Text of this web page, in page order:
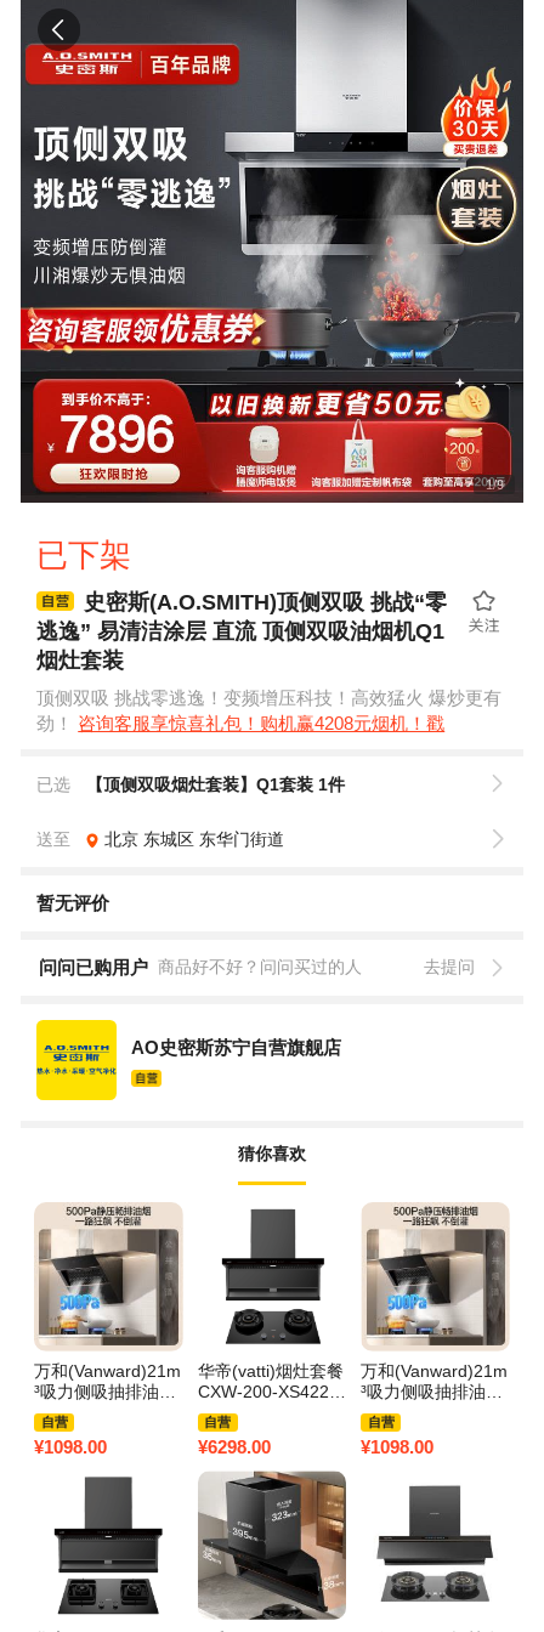
1/9
已下架
史密斯(A.O.SMITH)顶侧双吸 挑战“零
逃逸” 易清洁涂层 直流 顶侧双吸油烟机Q1
烟灶套装
顶侧双吸 挑战零逃逸！变频增压科技！高效猛火 爆炒更有
劲！
咨询客服享惊喜礼包！购机赢4208元烟机！戳
已选 【顶侧双吸烟灶套装】Q1套装 1件
送至 北京 东城区 东华门街道
暂无评价
问问已购用户 商品好不好？问问买过的人 去提问
AO史密斯苏宁自营旗舰店
猜你喜欢
万和(Vanward)21m
³吸力侧吸抽排油烟
机4.5KW燃气灶套
装J320A Pro+X1液
化气烟灶套装
自营
¥1098.00
华帝(vatti)烟灶套餐
CXW-200-XS422+
JZT-ZS525H
自营
¥6298.00
万和(Vanward)21m
³吸力侧吸抽排油烟
机5KW燃气灶套装J
320A Pro+X1天然
气烟灶套装
自营
¥1098.00